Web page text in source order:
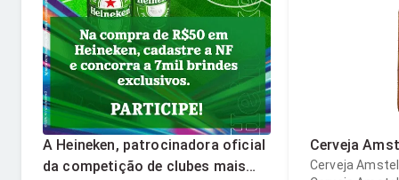
A Heineken, patrocinadora oficial
da competição de clubes mais
Cerveja
Cerveja